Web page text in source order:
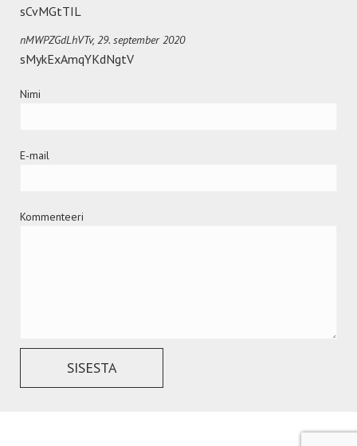
sCvMGtTIL
nMWPZGdLhVTv, 29. september 2020
sMykExAmqYKdNgtV
Nimi
E-mail
Kommenteeri